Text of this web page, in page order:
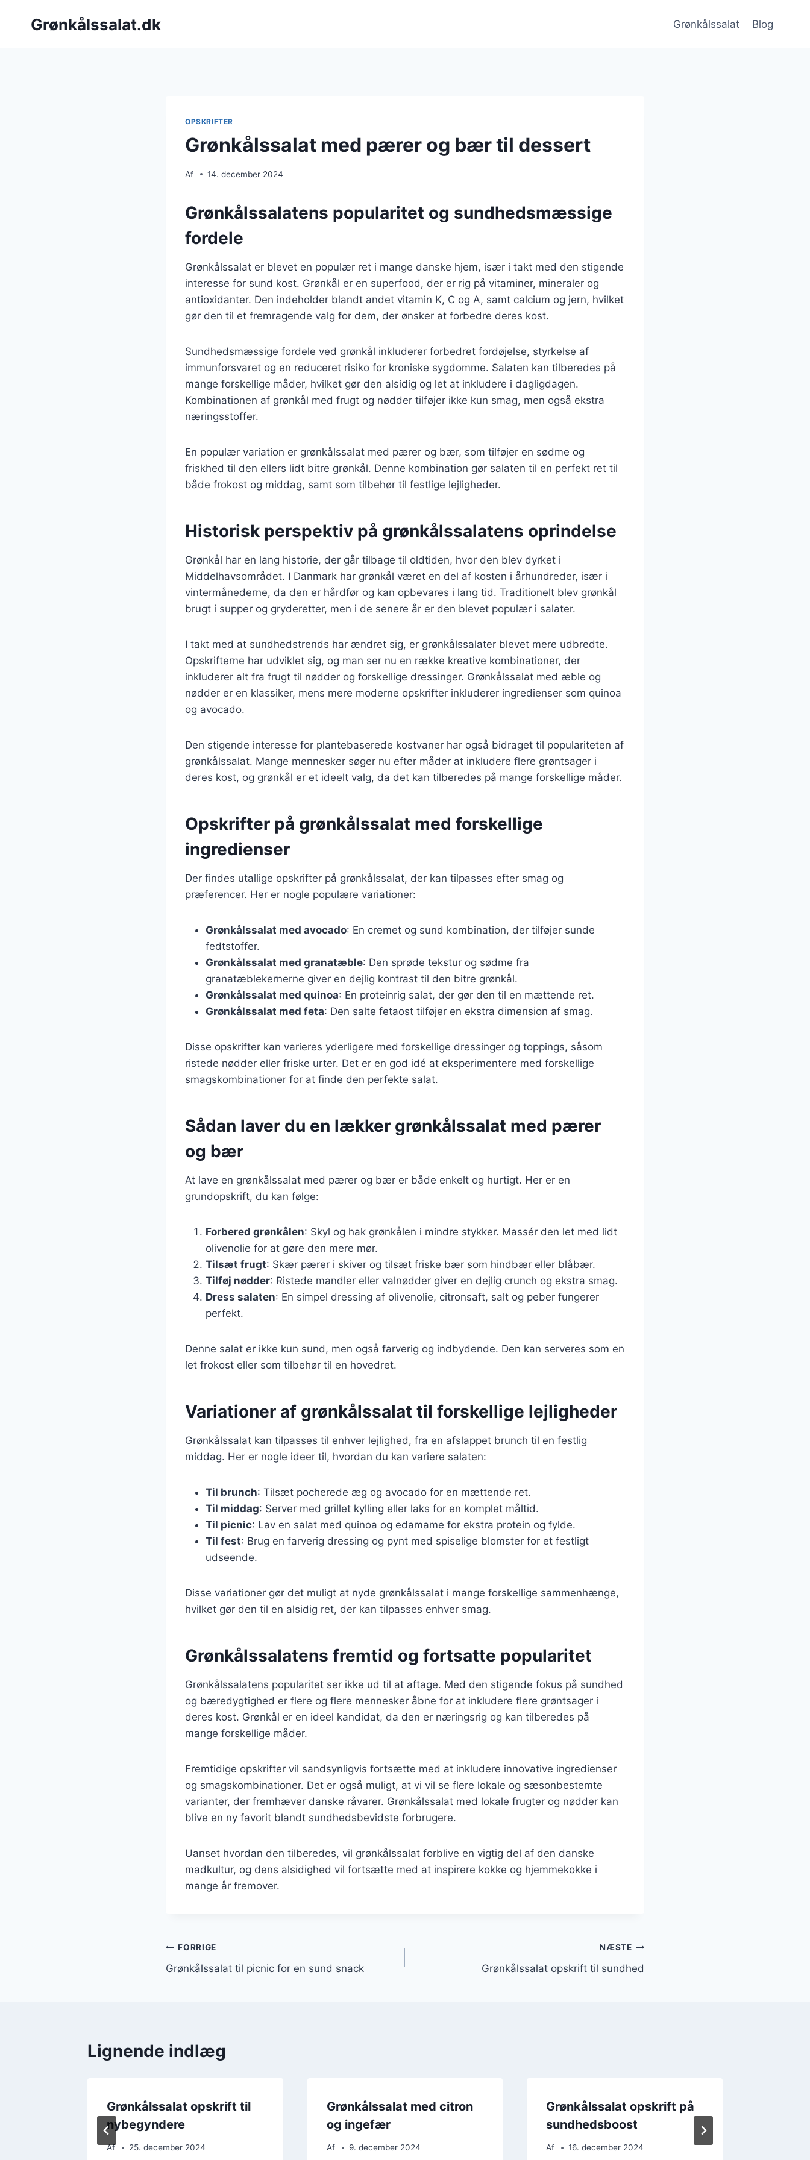
Grønkålssalat.dk Grønkålssalat Blog
OPSKRIFTER
Grønkålssalat med pærer og bær til dessert
Af 14. december 2024
Grønkålssalatens popularitet og sundhedsmæssige
fordele
Grønkålssalat er blevet en populær ret i mange danske hjem, især i takt med den stigende
interesse for sund kost. Grønkål er en superfood, der er rig på vitaminer, mineraler og
antioxidanter. Den indeholder blandt andet vitamin K, C og A, samt calcium og jern, hvilket
gør den til et fremragende valg for dem, der ønsker at forbedre deres kost.
Sundhedsmæssige fordele ved grønkål inkluderer forbedret fordøjelse, styrkelse af
immunforsvaret og en reduceret risiko for kroniske sygdomme. Salaten kan tilberedes på
mange forskellige måder, hvilket gør den alsidig og let at inkludere i dagligdagen.
Kombinationen af grønkål med frugt og nødder tilføjer ikke kun smag, men også ekstra
næringsstoffer.
En populær variation er grønkålssalat med pærer og bær, som tilføjer en sødme og
friskhed til den ellers lidt bitre grønkål. Denne kombination gør salaten til en perfekt ret til
både frokost og middag, samt som tilbehør til festlige lejligheder.
Historisk perspektiv på grønkålssalatens oprindelse
Grønkål har en lang historie, der går tilbage til oldtiden, hvor den blev dyrket i
Middelhavsområdet. I Danmark har grønkål været en del af kosten i århundreder, især i
vintermånederne, da den er hårdfør og kan opbevares i lang tid. Traditionelt blev grønkål
brugt i supper og gryderetter, men i de senere år er den blevet populær i salater.
I takt med at sundhedstrends har ændret sig, er grønkålssalater blevet mere udbredte.
Opskrifterne har udviklet sig, og man ser nu en række kreative kombinationer, der
inkluderer alt fra frugt til nødder og forskellige dressinger. Grønkålssalat med æble og
nødder er en klassiker, mens mere moderne opskrifter inkluderer ingredienser som quinoa
og avocado.
Den stigende interesse for plantebaserede kostvaner har også bidraget til populariteten af
grønkålssalat. Mange mennesker søger nu efter måder at inkludere flere grøntsager i
deres kost, og grønkål er et ideelt valg, da det kan tilberedes på mange forskellige måder.
Opskrifter på grønkålssalat med forskellige
ingredienser
Der findes utallige opskrifter på grønkålssalat, der kan tilpasses efter smag og
præferencer. Her er nogle populære variationer:
Grønkålssalat med avocado: En cremet og sund kombination, der tilføjer sunde
fedtstoffer.
Grønkålssalat med granatæble: Den sprøde tekstur og sødme fra
granatæblekernerne giver en dejlig kontrast til den bitre grønkål.
Grønkålssalat med quinoa: En proteinrig salat, der gør den til en mættende ret.
Grønkålssalat med feta: Den salte fetaost tilføjer en ekstra dimension af smag.
Disse opskrifter kan varieres yderligere med forskellige dressinger og toppings, såsom
ristede nødder eller friske urter. Det er en god idé at eksperimentere med forskellige
smagskombinationer for at finde den perfekte salat.
Sådan laver du en lækker grønkålssalat med pærer
og bær
At lave en grønkålssalat med pærer og bær er både enkelt og hurtigt. Her er en
grundopskrift, du kan følge:
Forbered grønkålen: Skyl og hak grønkålen i mindre stykker. Massér den let med lidt
olivenolie for at gøre den mere mør.
Tilsæt frugt: Skær pærer i skiver og tilsæt friske bær som hindbær eller blåbær.
Tilføj nødder: Ristede mandler eller valnødder giver en dejlig crunch og ekstra smag.
Dress salaten: En simpel dressing af olivenolie, citronsaft, salt og peber fungerer
perfekt.
Denne salat er ikke kun sund, men også farverig og indbydende. Den kan serveres som en
let frokost eller som tilbehør til en hovedret.
Variationer af grønkålssalat til forskellige lejligheder
Grønkålssalat kan tilpasses til enhver lejlighed, fra en afslappet brunch til en festlig
middag. Her er nogle ideer til, hvordan du kan variere salaten:
Til brunch: Tilsæt pocherede æg og avocado for en mættende ret.
Til middag: Server med grillet kylling eller laks for en komplet måltid.
Til picnic: Lav en salat med quinoa og edamame for ekstra protein og fylde.
Til fest: Brug en farverig dressing og pynt med spiselige blomster for et festligt
udseende.
Disse variationer gør det muligt at nyde grønkålssalat i mange forskellige sammenhænge,
hvilket gør den til en alsidig ret, der kan tilpasses enhver smag.
Grønkålssalatens fremtid og fortsatte popularitet
Grønkålssalatens popularitet ser ikke ud til at aftage. Med den stigende fokus på sundhed
og bæredygtighed er flere og flere mennesker åbne for at inkludere flere grøntsager i
deres kost. Grønkål er en ideel kandidat, da den er næringsrig og kan tilberedes på
mange forskellige måder.
Fremtidige opskrifter vil sandsynligvis fortsætte med at inkludere innovative ingredienser
og smagskombinationer. Det er også muligt, at vi vil se flere lokale og sæsonbestemte
varianter, der fremhæver danske råvarer. Grønkålssalat med lokale frugter og nødder kan
blive en ny favorit blandt sundhedsbevidste forbrugere.
Uanset hvordan den tilberedes, vil grønkålssalat forblive en vigtig del af den danske
madkultur, og dens alsidighed vil fortsætte med at inspirere kokke og hjemmekokke i
mange år fremover.
Indlægsnavigation
FORRIGE
Grønkålssalat til picnic for en sund snack
NÆSTE
Grønkålssalat opskrift til sundhed
Lignende indlæg
Grønkålssalat opskrift til
nybegyndere
Af 25. december 2024
Grønkålssalat med citron
og ingefær
Af 9. december 2024
Grønkålssalat opskrift på
sundhedsboost
Af 16. december 2024